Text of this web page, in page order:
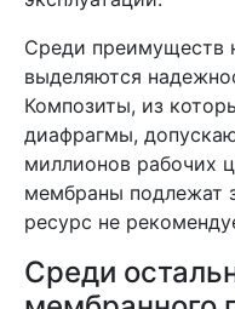
Среди преимуществ
выделяются
Композиты, из
диафрагмы,
миллионов рабочих
мембраны подлежат
ресурс не
Среди